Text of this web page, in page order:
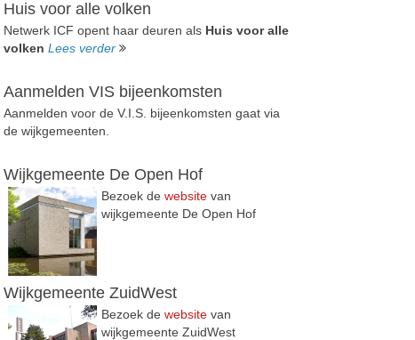
Huis voor alle volken
Netwerk ICF opent haar deuren als Huis voor alle
volkenLees verder
Aanmelden VIS bijeenkomsten
Aanmelden voor de V.I.S. bijeenkomsten gaat via
de wijkgemeenten.
Wijkgemeente De Open Hof
Bezoek dewebsite van
wijkgemeente De Open Hof
Wijkgemeente ZuidWest
Bezoek dewebsite van
wijkgemeente ZuidWest